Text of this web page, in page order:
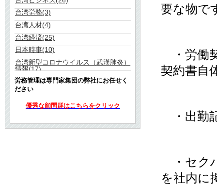
台湾労務(3)
台湾人材(4)
台湾経済(25)
日本時事(10)
台湾新型コロナウイルス（武漢肺炎）
労務管理は専門家集団の弊社にお任せく
ださい
優秀な顧問群はこちらをクリック
要な物で
・労働
契約書自
・出勤
・セク
を社内に